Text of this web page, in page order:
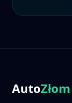
AutoZłom